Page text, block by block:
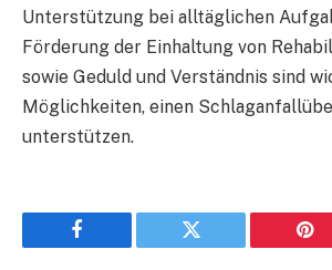
Unterstützung bei alltäglichen
Förderung der Einhaltung von
sowie Geduld und Verständnis sind
Möglichkeiten, einen
unterstützen.
Facebook Twitter